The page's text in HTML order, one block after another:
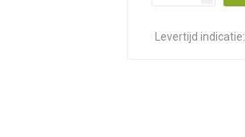
Levertijd indicatie: